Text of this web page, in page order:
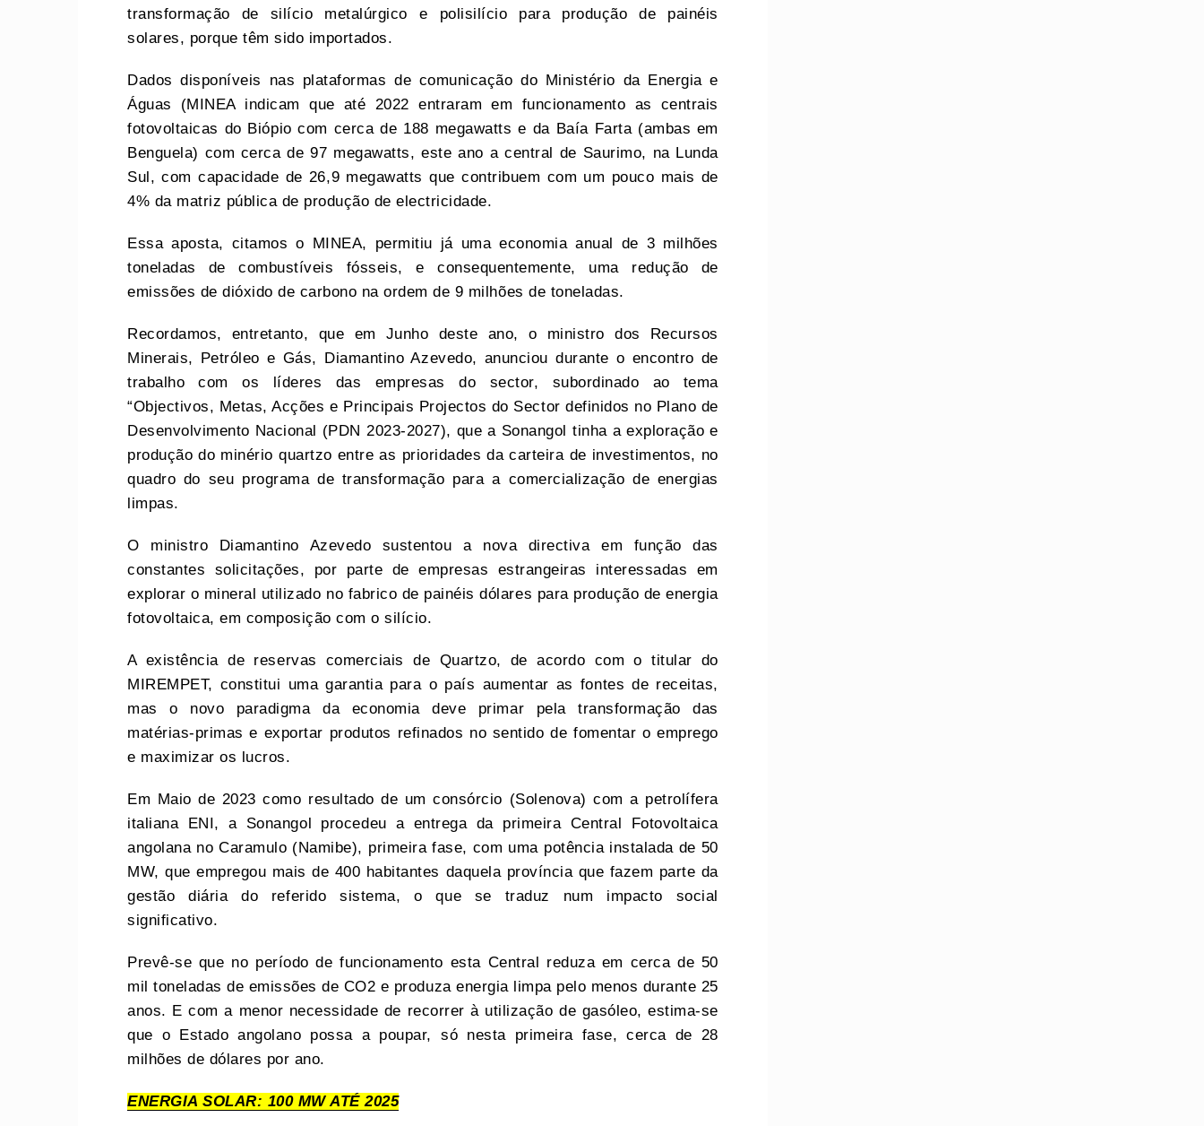
transformação de silício metalúrgico e polisilício para produção de painéis
solares, porque têm sido importados.
Dados disponíveis nas plataformas de comunicação do Ministério da Energia e
Águas (MINEA indicam que até 2022 entraram em funcionamento as centrais
fotovoltaicas do Biópio com cerca de 188 megawatts e da Baía Farta (ambas em
Benguela) com cerca de 97 megawatts, este ano a central de Saurimo, na Lunda
Sul, com capacidade de 26,9 megawatts que contribuem com um pouco mais de
4% da matriz pública de produção de electricidade.
Essa aposta, citamos o MINEA, permitiu já uma economia anual de 3 milhões
toneladas de combustíveis fósseis, e consequentemente, uma redução de
emissões de dióxido de carbono na ordem de 9 milhões de toneladas.
Recordamos, entretanto, que em Junho deste ano, o ministro dos Recursos
Minerais, Petróleo e Gás, Diamantino Azevedo, anunciou durante o encontro de
trabalho com os líderes das empresas do sector, subordinado ao tema
“Objectivos, Metas, Acções e Principais Projectos do Sector definidos no Plano de
Desenvolvimento Nacional (PDN 2023-2027), que a Sonangol tinha a exploração e
produção do minério quartzo entre as prioridades da carteira de investimentos, no
quadro do seu programa de transformação para a comercialização de energias
limpas.
O ministro Diamantino Azevedo sustentou a nova directiva em função das
constantes solicitações, por parte de empresas estrangeiras interessadas em
explorar o mineral utilizado no fabrico de painéis dólares para produção de energia
fotovoltaica, em composição com o silício.
A existência de reservas comerciais de Quartzo, de acordo com o titular do
MIREMPET, constitui uma garantia para o país aumentar as fontes de receitas,
mas o novo paradigma da economia deve primar pela transformação das
matérias-primas e exportar produtos refinados no sentido de fomentar o emprego
e maximizar os lucros.
Em Maio de 2023 como resultado de um consórcio (Solenova) com a petrolífera
italiana ENI, a Sonangol procedeu a entrega da primeira Central Fotovoltaica
angolana no Caramulo (Namibe), primeira fase, com uma potência instalada de 50
MW, que empregou mais de 400 habitantes daquela província que fazem parte da
gestão diária do referido sistema, o que se traduz num impacto social
significativo.
Prevê-se que no período de funcionamento esta Central reduza em cerca de 50
mil toneladas de emissões de CO2 e produza energia limpa pelo menos durante 25
anos. E com a menor necessidade de recorrer à utilização de gasóleo, estima-se
que o Estado angolano possa a poupar, só nesta primeira fase, cerca de 28
milhões de dólares por ano.
ENERGIA SOLAR: 100 MW ATÉ 2025